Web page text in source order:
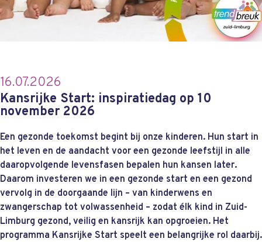
16.07.2026
Kansrijke Start: inspiratiedag op 10
november 2026
Een gezonde toekomst begint bij onze kinderen. Hun start in
het leven en de aandacht voor een gezonde leefstijl in alle
daaropvolgende levensfasen bepalen hun kansen later.
Daarom investeren we in een gezonde start en een gezond
vervolg in de doorgaande lijn – van kinderwens en
zwangerschap tot volwassenheid – zodat élk kind in Zuid-
Limburg gezond, veilig en kansrijk kan opgroeien. Het
programma Kansrijke Start speelt een belangrijke rol daarbij.